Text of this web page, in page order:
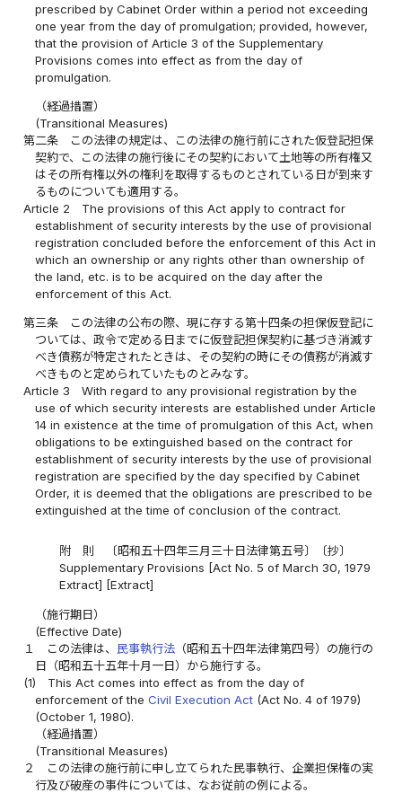
prescribed by Cabinet Order within a period not exceeding
one year from the day of promulgation; provided, however,
that the provision of Article 3 of the Supplementary
Provisions comes into effect as from the day of
promulgation.
（経過措置）
(Transitional Measures)
第二条
この法律の規定は、この法律の施行前にされた仮登記担保
契約で、この法律の施行後にその契約において土地等の所有権又
はその所有権以外の権利を取得するものとされている日が到来す
るものについても適用する。
Article 2
The provisions of this Act apply to contract for
establishment of security interests by the use of provisional
registration concluded before the enforcement of this Act in
which an ownership or any rights other than ownership of
the land, etc. is to be acquired on the day after the
enforcement of this Act.
第三条
この法律の公布の際、現に存する第十四条の担保仮登記に
ついては、政令で定める日までに仮登記担保契約に基づき消滅す
べき債務が特定されたときは、その契約の時にその債務が消滅す
べきものと定められていたものとみなす。
Article 3
With regard to any provisional registration by the
use of which security interests are established under Article
14 in existence at the time of promulgation of this Act, when
obligations to be extinguished based on the contract for
establishment of security interests by the use of provisional
registration are specified by the day specified by Cabinet
Order, it is deemed that the obligations are prescribed to be
extinguished at the time of conclusion of the contract.
附 則 〔昭和五十四年三月三十日法律第五号〕〔抄〕
Supplementary Provisions [Act No. 5 of March 30, 1979
Extract] [Extract]
（施行期日）
(Effective Date)
１
この法律は、 民事執行法 （昭和五十四年法律第四号）の施行の
日（昭和五十五年十月一日）から施行する。
(1)
This Act comes into effect as from the day of
enforcement of theCivil Execution Act (Act No. 4 of 1979)
(October 1, 1980).
（経過措置）
(Transitional Measures)
２
この法律の施行前に申し立てられた民事執行、企業担保権の実
行及び破産の事件については、なお従前の例による。